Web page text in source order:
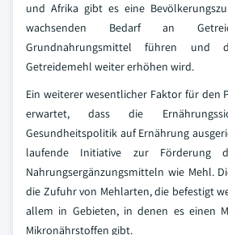
und Afrika gibt es eine
wachsenden Bedarf an
Grundnahrungsmittel führen und
Getreidemehl weiter erhöhen wird.
Ein weiterer wesentlicher Faktor für den
erwartet, dass die
Gesundheitspolitik auf Ernährung
laufende Initiative zur Förderung
Nahrungsergänzungsmitteln wie Mehl.
die Zufuhr von Mehlarten, die befestigt
allem in Gebieten, in denen es einen
Mikronährstoffen gibt.